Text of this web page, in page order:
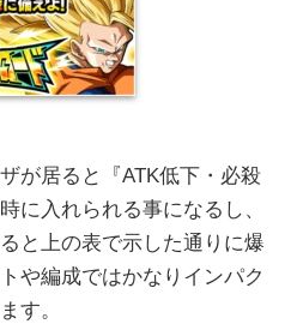
が居ると『ATK低下・必殺
に入れられる事になるし、
と上の表で示した通りに爆
や編成ではかなりインパク
す。